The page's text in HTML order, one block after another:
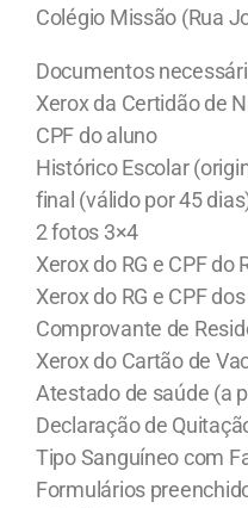
Colégio Missão (Rua
Documentos
Xerox da Certidão de
CPF do aluno
Histórico Escolar
final (válido por 45
2 fotos 3×4
Xerox do RG e CPF
Xerox do RG e CPF
Comprovante de
Xerox do Cartão de
Atestado de saúde (a
Declaração de
Tipo Sanguíneo com
Formulários